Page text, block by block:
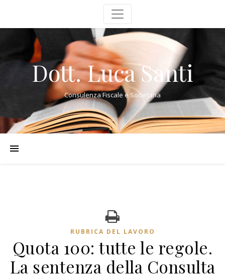
Dott. Luca Santi
Consulenza Fiscale e Societaria
RUBRICA DEL LAVORO
Quota 100: tutte le regole.
La sentenza della Consulta